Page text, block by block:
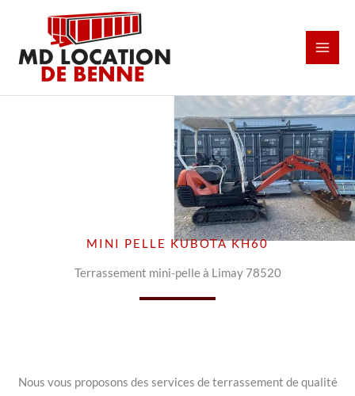
contenu
MINI PELLE KUBOTA KH60
Terrassement mini-pelle à Limay 78520
Nous vous proposons des services de terrassement de qualité